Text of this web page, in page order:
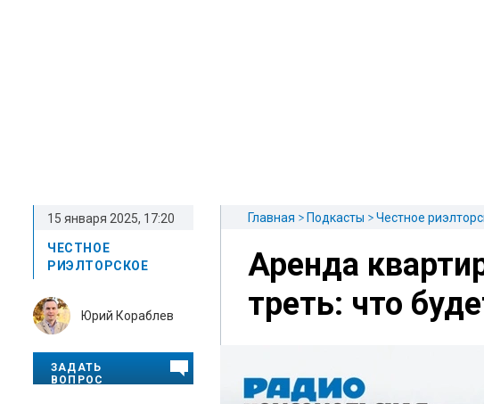
Главная Подкасты Честное
Аренда
треть: что
15 января 2025, 17:20
ЧЕСТНОЕ
РИЭЛТОРСКОЕ
Юрий Кораблев
ЗАДАТЬ
ВОПРОС